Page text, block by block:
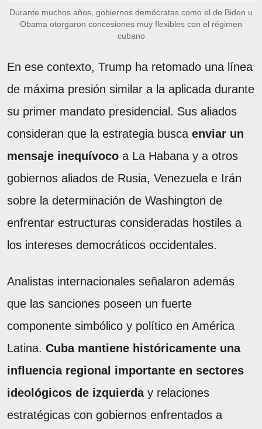
Durante muchos años, gobiernos demócratas como el de Biden u
Obama otorgaron concesiones muy flexibles con el régimen
cubano
En ese contexto, Trump ha retomado una línea
de máxima presión similar a la aplicada durante
su primer mandato presidencial. Sus aliados
consideran que la estrategia busca enviar un
mensaje inequívoco a La Habana y a otros
gobiernos aliados de Rusia, Venezuela e Irán
sobre la determinación de Washington de
enfrentar estructuras consideradas hostiles a
los intereses democráticos occidentales.
Analistas internacionales señalaron además
que las sanciones poseen un fuerte
componente simbólico y político en América
Latina. Cuba mantiene históricamente una
influencia regional importante en sectores
ideológicos de izquierday relaciones
estratégicas con gobiernos enfrentados a